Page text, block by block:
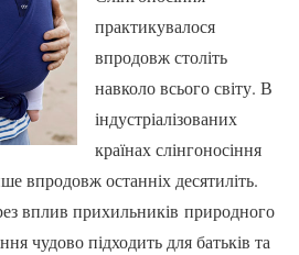
практикувалося
впродовж століть
навколо всього світу. В
індустріалізованих
країнах слінгоносіння
впродовж останніх десятиліть.
вплив прихильників природного
чудово підходить для батьків та